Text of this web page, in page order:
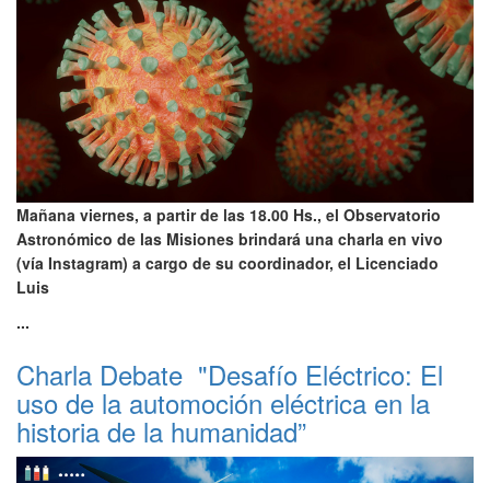
Mañana viernes, a partir de las 18.00 Hs., el Observatorio
Astronómico de las Misiones brindará una charla en vivo
(vía Instagram) a cargo de su coordinador, el Licenciado
Luis
...
Charla Debate "Desafío Eléctrico: El
uso de la automoción eléctrica en la
historia de la humanidad”